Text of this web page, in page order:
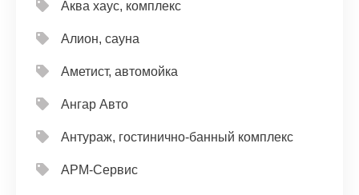
Аква хаус, комплекс
Алион, сауна
Аметист, автомойка
Ангар Авто
Антураж, гостинично-банный комплекс
АРМ-Сервис